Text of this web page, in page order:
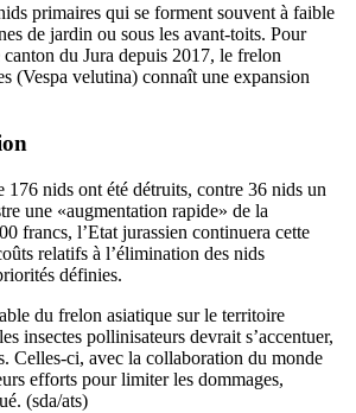
primaires qui se forment souvent à faible
de jardin ou sous les avant-toits. Pour
du Jura depuis 2017, le frelon
(Vespa velutina) connaît une expansion
176 nids ont été détruits, contre 36 nids un
une «augmentation rapide» de la
francs, l’Etat jurassien continuera cette
relatifs à l’élimination des nids
définies.
du frelon asiatique sur le territoire
insectes pollinisateurs devrait s’accentuer,
Celles-ci, avec la collaboration du monde
efforts pour limiter les dommages,
(sda/ats)